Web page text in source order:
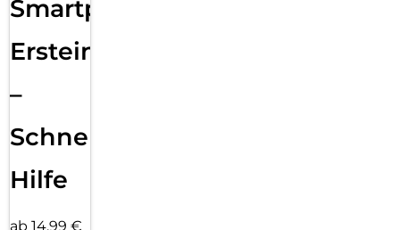
Smartphone
Ersteinrichtung
–
Schnelle
Hilfe
ab 14,99 €